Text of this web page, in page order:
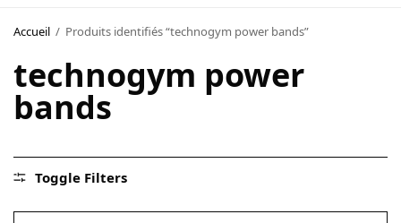
Accueil / Produits identifiés “technogym power bands”
technogym power
bands
Toggle Filters
LOCATION
NOTRE CATALOGUE
BLOG
CONTACT